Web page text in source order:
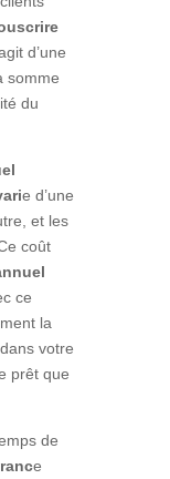
d’une
somme
du
e d’une
et les
coût
ce
la
votre
prêt que
de
e